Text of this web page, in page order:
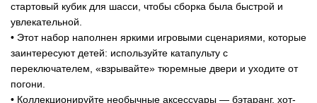
стартовый кубик для шасси, чтобы сборка была быстрой и
увлекательной.
• Этот набор наполнен яркими игровыми сценариями, которые
заинтересуют детей: используйте катапульту с
переключателем, «взрывайте» тюремные двери и уходите от
погони.
• Коллекционируйте необычные аксессуары — бэтаранг, хот-